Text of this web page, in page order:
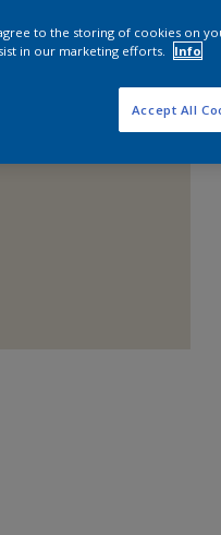
to the storing of cookies on
in our marketing efforts.
Info
Accept All